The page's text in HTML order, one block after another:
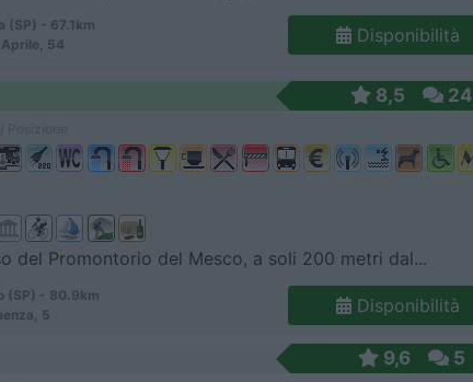
(SP) - 67.1km
54
Disponibilità
8,5 24
del Promontorio del Mesco, a soli 200 metri dal...
(SP) - 80.9km
5
Disponibilità
9,6 5